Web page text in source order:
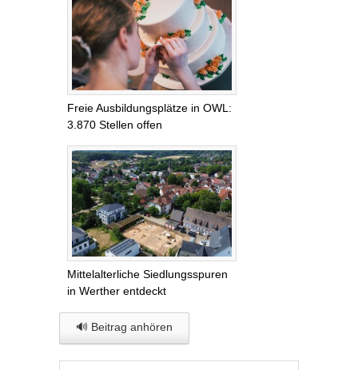
Freie Ausbildungsplätze in OWL:
3.870 Stellen offen
Mittelalterliche Siedlungsspuren
in Werther entdeckt
🔊 Beitrag anhören